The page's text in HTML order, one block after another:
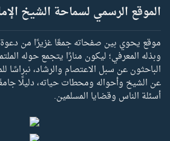
الموقع الرسمي لسماحة الشيخ
موقع يحوي بين صفحاته جمعًا غزيرًا من دعوة
وبذله المعرفي؛ ليكون منارًا يتجمع حوله
الباحثون عن سبل الاعتصام والرشاد، نبراسًا
عن الشيخ وأحواله ومحطات حياته، دليلًا
أسئلة الناس وقضايا المسلمين.